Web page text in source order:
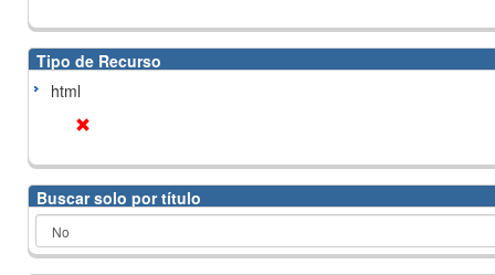
Tipo de Recurso
html
Buscar solo por título